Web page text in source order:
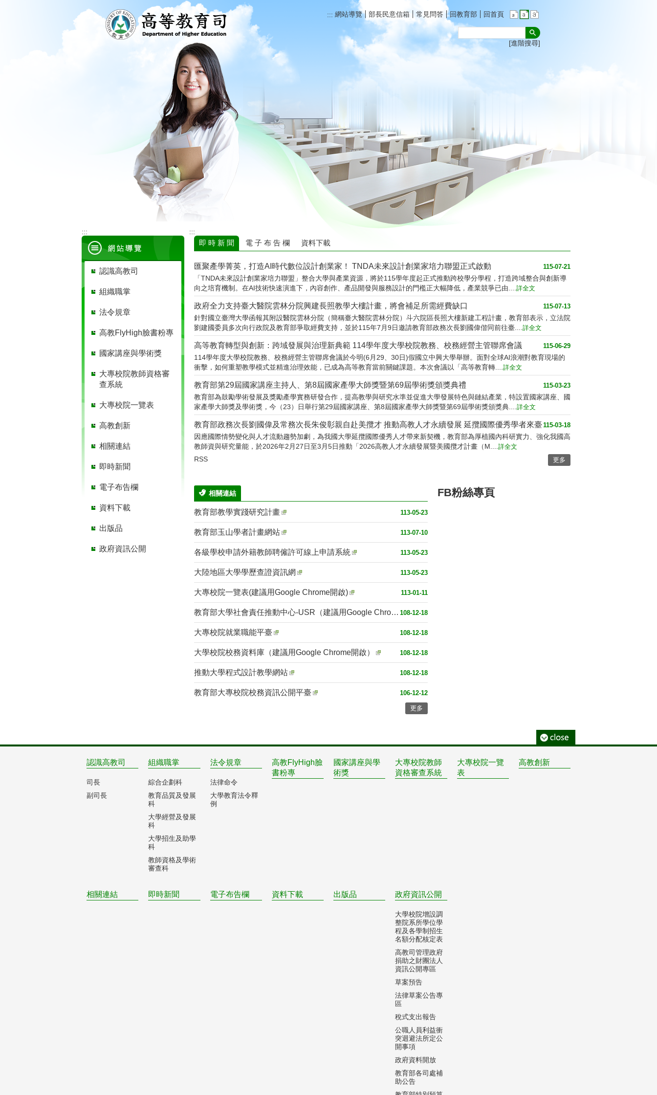
::: 網站導覽 部長民意信箱 常見問答 回教育部 回首頁
進階搜尋
:::
認識高教司
組織職掌
法令規章
高教FlyHigh臉書粉專
國家講座與學術獎
大專校院教師資格審
查系統
大專校院一覽表
高教創新
相關連結
即時新聞
電子布告欄
資料下載
出版品
政府資訊公開
:::
即 時 新 聞 電 子 布 告 欄 資料下載
115-07-21
匯聚產學菁英，打造AI時代數位設計創業家！ TNDA未來設計創業家培力聯盟正式啟動
「TNDA未來設計創業家培力聯盟」整合大學與產業資源，將於115學年度起正式推動跨校學分學程，打造跨域整合與創新導
向之培育機制。在AI技術快速演進下，內容創作、產品開發與服務設計的門檻正大幅降低，產業競爭已由.... 詳全文
115-07-13
政府全力支持臺大醫院雲林分院興建長照教學大樓計畫，將會補足所需經費缺口
針對國立臺灣大學函報其附設醫院雲林分院（簡稱臺大醫院雲林分院）斗六院區長照大樓新建工程計畫，教育部表示，立法院
劉建國委員多次向行政院及教育部爭取經費支持，並於115年7月9日邀請教育部政務次長劉國偉偕同前往臺.... 詳全文
115-06-29
高等教育轉型與創新：跨域發展與治理新典範 114學年度大學校院教務、校務經營主管聯席會議
114學年度大學校院教務、校務經營主管聯席會議於今明(6月29、30日)假國立中興大學舉辦。面對全球AI浪潮對教育現場的
衝擊，如何重塑教學模式並精進治理效能，已成為高等教育當前關鍵課題。本次會議以「高等教育轉.... 詳全文
115-03-23
教育部第29屆國家講座主持人、第8屆國家產學大師獎暨第69屆學術獎頒獎典禮
教育部為鼓勵學術發展及獎勵產學實務研發合作，提高教學與研究水準並促進大學發展特色與鏈結產業，特設置國家講座、國
家產學大師獎及學術獎，今（23）日舉行第29屆國家講座、第8屆國家產學大師獎暨第69屆學術獎頒獎典.... 詳全文
115-03-18
教育部政務次長劉國偉及常務次長朱俊彰親自赴美攬才 推動高教人才永續發展 延攬國際優秀學者來臺
因應國際情勢變化與人才流動趨勢加劇，為我國大學延攬國際優秀人才帶來新契機，教育部為厚植國內科研實力、強化我國高
教師資與研究量能，於2026年2月27日至3月5日推動「2026高教人才永續發展暨美國攬才計畫（M.... 詳全文
RSS 更多
相關連結
113-05-23
教育部教學實踐研究計畫
113-07-10
教育部玉山學者計畫網站
113-05-23
各級學校申請外籍教師聘僱許可線上申請系統
113-05-23
大陸地區大學學歷查證資訊網
113-01-11
大專校院一覽表(建議用Google Chrome開啟)
108-12-18
教育部大學社會責任推動中心-USR（建議用Google Chrome開啟）
108-12-18
大專校院就業職能平臺
108-12-18
大學校院校務資料庫（建議用Google Chrome開啟）
108-12-18
推動大學程式設計教學網站
106-12-12
教育部大專校院校務資訊公開平臺
更多
FB粉絲專頁
認識高教司
司長
副司長
組織職掌
綜合企劃科
教育品質及發展
科
大學經營及發展
科
大學招生及助學
科
教師資格及學術
審查科
法令規章
法律命令
大學教育法令釋
例
高教FlyHigh臉
書粉專
國家講座與學
術獎
大專校院教師
資格審查系統
大專校院一覽
表
高教創新
相關連結 即時新聞 電子布告欄 資料下載 出版品 政府資訊公開
大學校院增設調
整院系所學位學
程及各學制招生
名額分配核定表
高教司管理政府
捐助之財團法人
資訊公開專區
草案預告
法律草案公告專
區
稅式支出報告
公職人員利益衝
突迴避法所定公
開事項
政府資料開放
教育部各司處補
助公告